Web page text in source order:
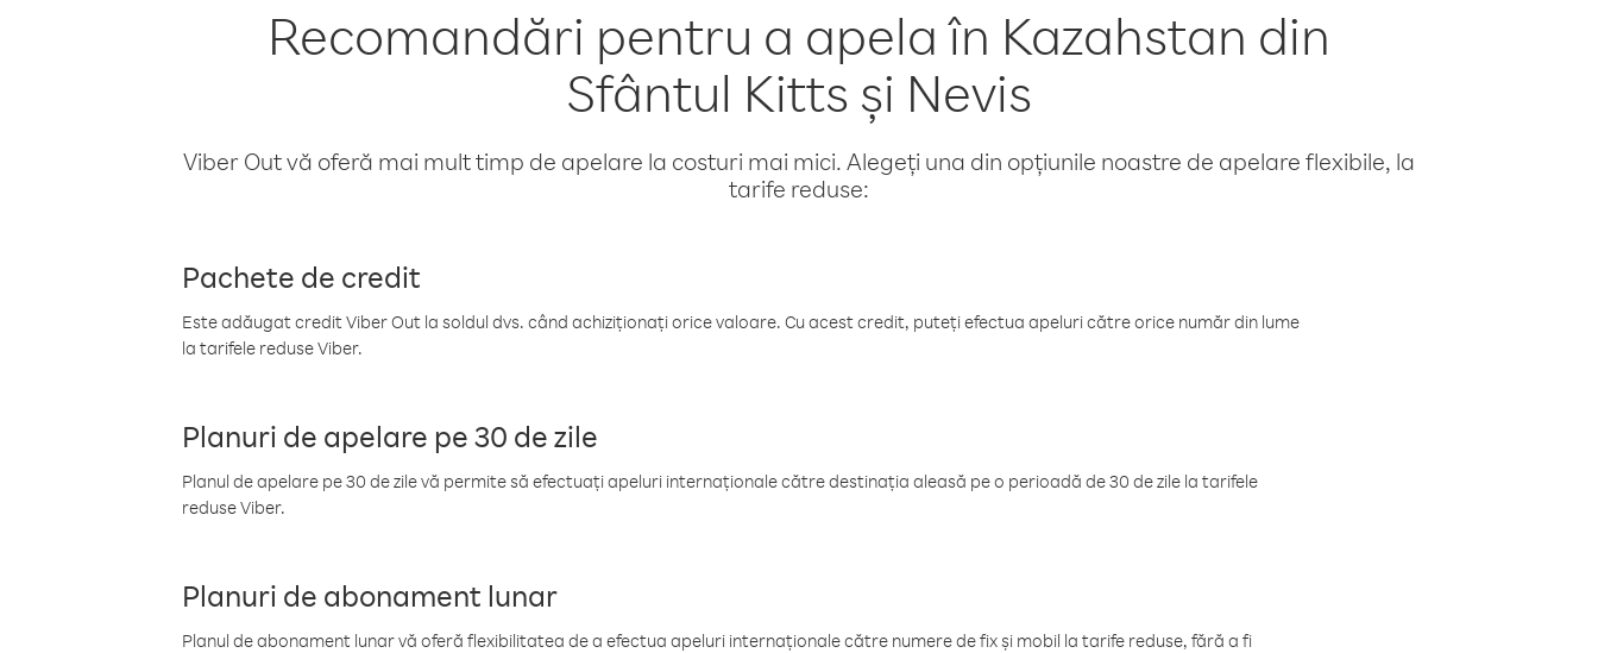
Recomandări pentru a apela în Kazahstan din
Sfântul Kitts și Nevis
Viber Out vă oferă mai mult timp de apelare la costuri mai mici. Alegeți una din opțiunile noastre de apelare flexibile, la
tarife reduse:
Pachete de credit
Este adăugat credit Viber Out la soldul dvs. când achiziționați orice valoare. Cu acest credit, puteți efectua apeluri către orice număr din lume
la tarifele reduse Viber.
Planuri de apelare pe 30 de zile
Planul de apelare pe 30 de zile vă permite să efectuați apeluri internaționale către destinația aleasă pe o perioadă de 30 de zile la tarifele
reduse Viber.
Planuri de abonament lunar
Planul de abonament lunar vă oferă flexibilitatea de a efectua apeluri internaționale către numere de fix și mobil la tarife reduse, fără a fi